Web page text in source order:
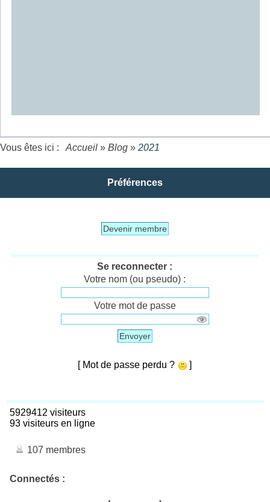
Vous êtes ici : Accueil » Blog » 2021
Préférences
Devenir membre
Se reconnecter :
Votre nom (ou pseudo) :
Votre mot de passe
Envoyer
[ Mot de passe perdu ? ]
5929412 visiteurs
93 visiteurs en ligne
107 membres
Connectés :